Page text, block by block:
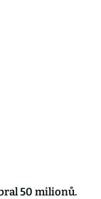
50 milionů.